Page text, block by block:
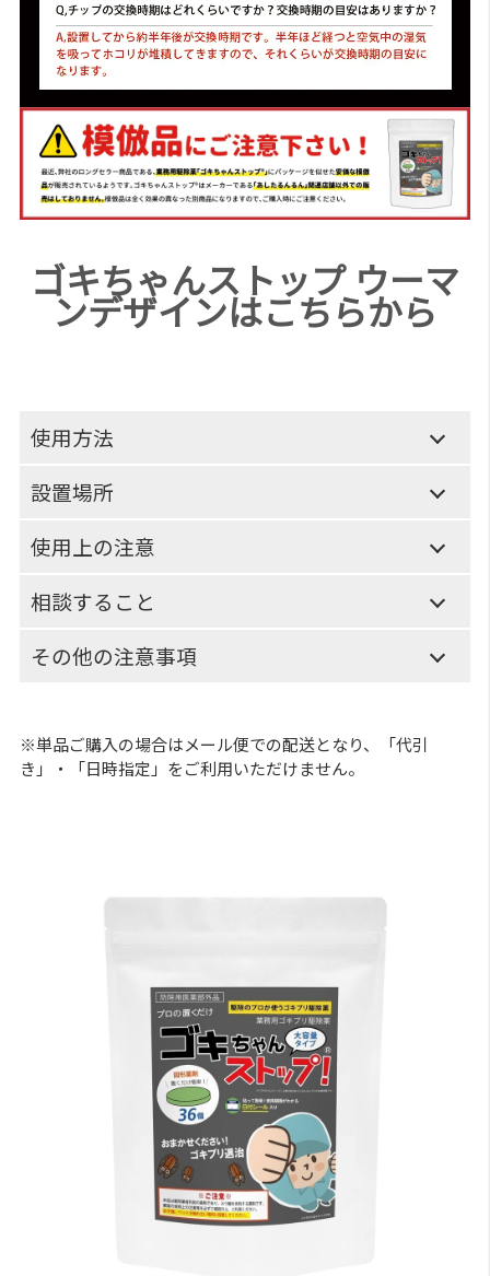
ゴキちゃんストップ ウーマ
ンデザインはこちらから
使用方法
設置場所
使用上の注意
相談すること
その他の注意事項
※単品ご購入の場合はメール便での配送となり、「代引
き」・「日時指定」をご利用いただけません。